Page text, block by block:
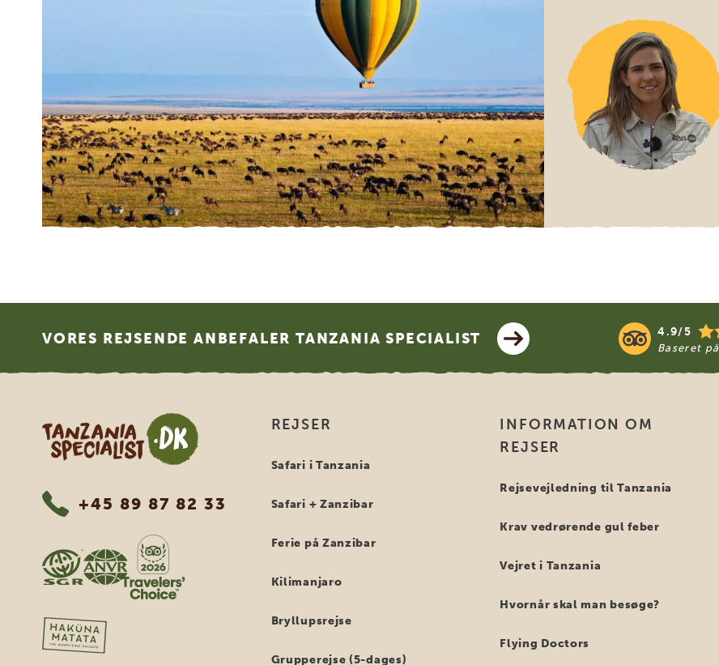
VORES REJSENDE ANBEFALER TANZANIA SPECIALIST 4.9/5
Baseret på
Tanzania Specialist
+45 89 87 82 33
REJSER
Safari i Tanzania
Safari + Zanzibar
Ferie på Zanzibar
Kilimanjaro
Bryllupsrejse
Grupperejse (5-dages)
INFORMATION OM
REJSER
Rejsevejledning til Tanzania
Krav vedrørende gul feber
Vejret i Tanzania
Hvornår skal man besøge?
Flying Doctors